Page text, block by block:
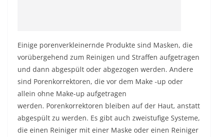
Einige porenverkleinernde Produkte sind Masken, die
vorübergehend zum Reinigen und Straffen aufgetragen
und dann abgespült oder abgezogen werden. Andere
sind Porenkorrektoren, die vor dem Make -up oder
allein ohne Make-up aufgetragen
werden. Porenkorrektoren bleiben auf der Haut, anstatt
abgespült zu werden. Es gibt auch zweistufige Systeme,
die einen Reiniger mit einer Maske oder einen Reiniger